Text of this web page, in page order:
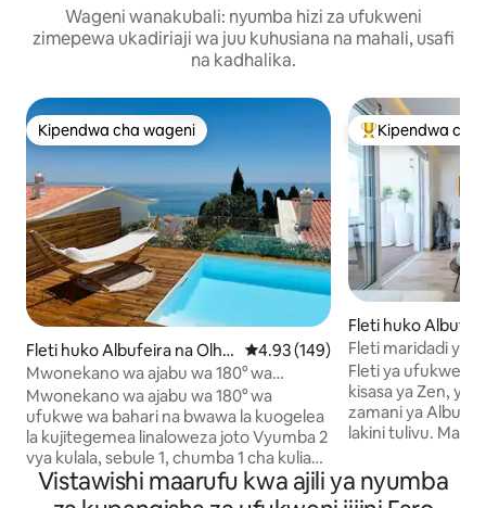
Wageni wanakubali: nyumba hizi za ufukweni
zimepewa ukadiriaji wa juu kuhusiana na mahali, usafi
na kadhalika.
Kipendwa cha wageni
Kipendwa cha wageni
Fleti huko Albufeira na Olho
s de Água
Ukadiriaji wa wastani wa 4.93
4.93 (149)
Mwonekano wa ajabu wa 180° wa
bahari/bwawa la kuogelea la
kujitegemea lenye joto
Mwonekano wa ajabu wa 180° wa
ufukwe wa bahari na bwawa la kuogelea
la kujitegemea linaloweza joto Vyumba 2
vya kulala, sebule 1, chumba 1 cha kulia
chakula, jiko 1 lenye vifaa kamili, mabafu
2, makinga maji 2. Imerekebishwa hivi
Kipendwa
Kipendwa cha
Fleti huko
s de Água
Fleti maridadi ya
Mji wa Kale
Fleti ya ufukweni
kisasa ya Zen,
zamani ya
lakini tulivu.
mita 300 kutoka
kutoka katikati ya
Vistawishi maarufu kwa ajili ya nyumba